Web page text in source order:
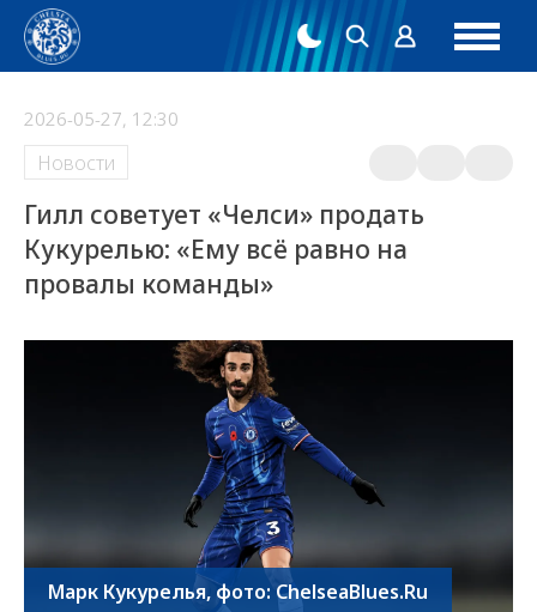
2026-05-27, 12:30
Новости
Гилл советует «Челси» продать
Кукурелью: «Ему всё равно на
провалы команды»
Марк Кукурелья, фото: ChelseaBlues.Ru